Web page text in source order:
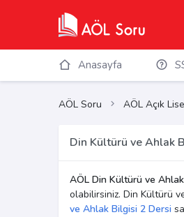
Anasayfa
AÖL Soru AÖL Açık
Din Kültürü ve Ahlak
AÖL Din Kültürü ve
olabilirsiniz. Din Kültürü
ve Ahlak Bilgisi 2 Dersi